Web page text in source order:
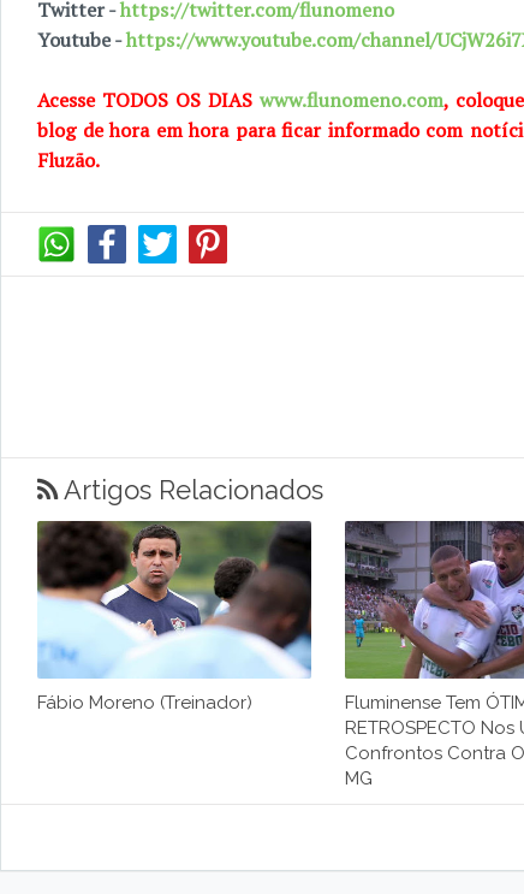
Twitter -https://twitter.com/flunomeno
Youtube -https://www.youtube.com/channel/
Acesse TODOS OS DIAS www.flunomeno.com,
blog de hora em hora para ficar informado com
Fluzão.
Artigos Relacionados
Fábio Moreno (Treinador)
Fluminense Tem
RETROSPECTO Nos
Confrontos Contra
MG